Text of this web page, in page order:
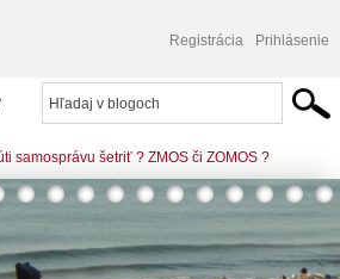
Registrácia Prihlásenie
samosprávu šetriť ? ZMOS či ZOMOS ?